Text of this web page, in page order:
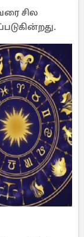
சில